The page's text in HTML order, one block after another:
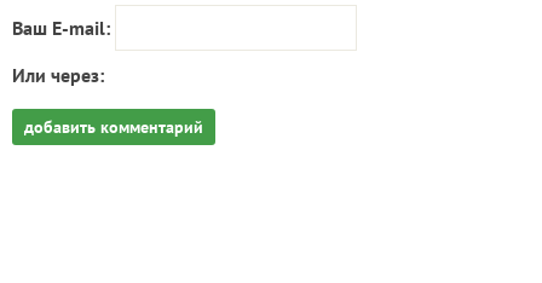
Ваш E-mail:
Или через:
добавить комментарий